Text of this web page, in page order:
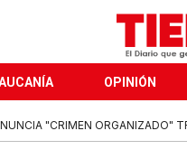
OPINIÓN
"CRIMEN ORGANIZADO"